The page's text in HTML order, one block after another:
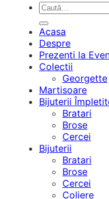
Caută
Acasa
Despre
Prezenti la
Colectii
Georgette
Martisoare
Bijuterii
Bratari
Brose
Cercei
Bijuterii
Bratari
Brose
Cercei
Coliere